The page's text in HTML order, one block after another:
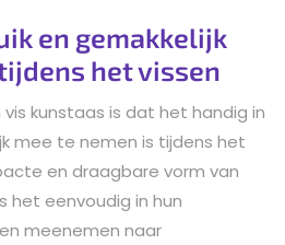
en gemakkelijk
het vissen
kunstaas is dat het handig in
mee te nemen is tijdens het
en draagbare vorm van
het eenvoudig in hun
meenemen naar